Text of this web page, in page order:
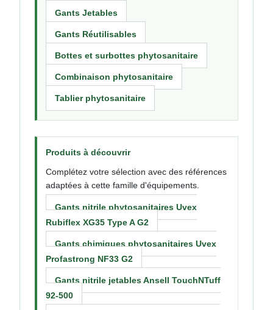
Gants Jetables
Gants Réutilisables
Bottes et surbottes phytosanitaire
Combinaison phytosanitaire
Tablier phytosanitaire
Produits à découvrir
Complétez votre sélection avec des références
adaptées à cette famille d'équipements.
Gants nitrile phytosanitaires Uvex
Rubiflex XG35 Type A G2
Gants chimiques phytosanitaires Uvex
Profastrong NF33 G2
Gants nitrile jetables Ansell TouchNTuff
92-500